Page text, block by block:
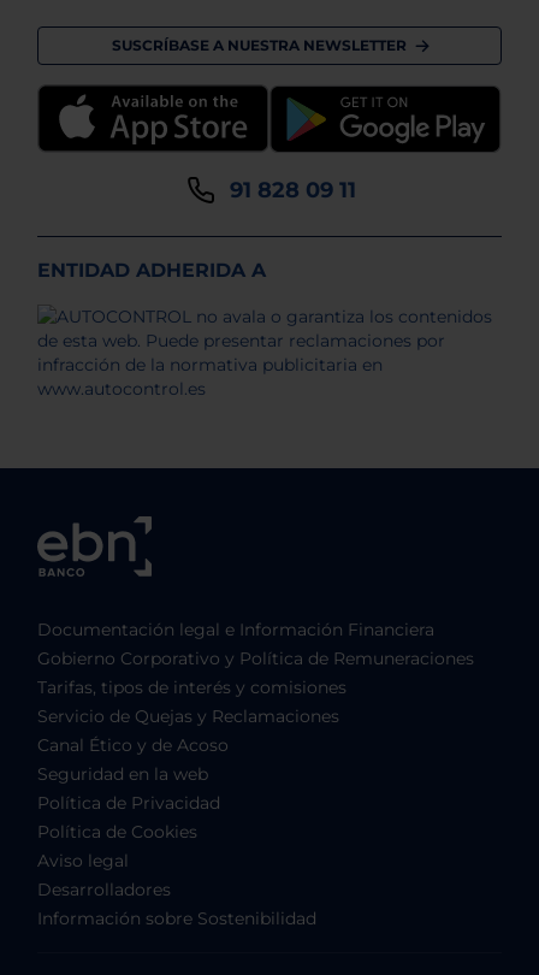
SUSCRÍBASE A NUESTRA NEWSLETTER
91 828 09 11
ENTIDAD ADHERIDA A
Documentación legal e Información Financiera
Gobierno Corporativo y Política de Remuneraciones
Tarifas, tipos de interés y comisiones
Servicio de Quejas y Reclamaciones
Canal Ético y de Acoso
Seguridad en la web
Política de Privacidad
Política de Cookies
Aviso legal
Desarrolladores
Información sobre Sostenibilidad